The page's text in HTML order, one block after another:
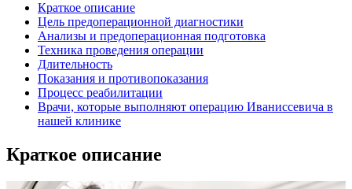
Краткое описание
Цель предоперационной диагностики
Анализы и предоперационная подготовка
Техника проведения операции
Длительность
Показания и противопоказания
Процесс реабилитации
Врачи, которые выполняют операцию Иваниссевича в
нашей клинике
Краткое описание